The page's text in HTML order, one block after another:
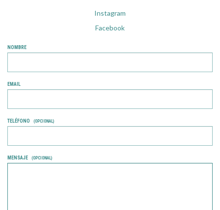
Instagram
Facebook
NOMBRE
EMAIL
TELÉFONO (OPCIONAL)
MENSAJE (OPCIONAL)